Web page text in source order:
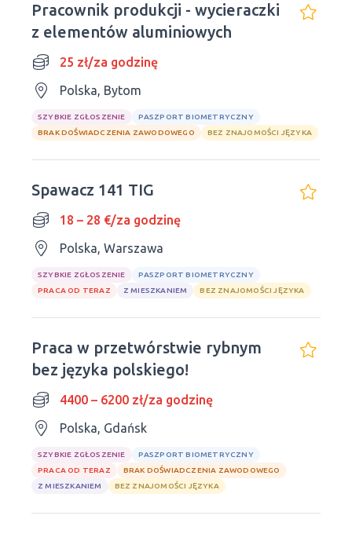
Pracownik produkcji - wycieraczki
z elementów aluminiowych
25 zł/za godzinę
Polska, Bytom
SZYBKIE ZGŁOSZENIE
PASZPORT BIOMETRYCZNY
BRAK DOŚWIADCZENIA ZAWODOWEGO
BEZ ZNAJOMOŚCI JĘZYKA
Spawacz 141 TIG
18 – 28 €/za godzinę
Polska, Warszawa
SZYBKIE ZGŁOSZENIE
PASZPORT BIOMETRYCZNY
PRACA OD TERAZ
Z MIESZKANIEM BEZ ZNAJOMOŚCI JĘZYKA
Praca w przetwórstwie rybnym
bez języka polskiego!
4400 – 6200 zł/za godzinę
Polska, Gdańsk
SZYBKIE ZGŁOSZENIE
PASZPORT BIOMETRYCZNY
PRACA OD TERAZ
BRAK DOŚWIADCZENIA ZAWODOWEGO
Z MIESZKANIEM
BEZ ZNAJOMOŚCI JĘZYKA